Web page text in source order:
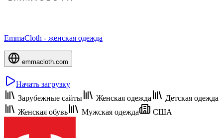
EmmaCloth - женская одежда
emmacloth.com
Начать загрузку
Зарубежные сайты
Женская одежда
Детская одежда
Женская обувь
Мужская одежда США